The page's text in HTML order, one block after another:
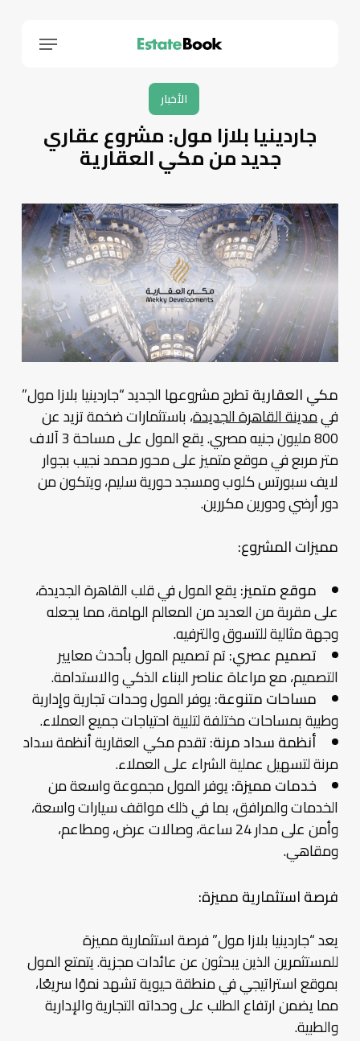
Menu
الأخبار
جاردينيا بلازا مول: مشروع عقاري
جديد من مكي العقارية
مكي العقاريةتطرح مشروعها الجديد “جاردينيا بلازا مول”
فيمدينة القاهرة الجديدة، باستثمارات ضخمة تزيد عن
800 مليون جنيه مصري. يقع المول على مساحة 3 آلاف
متر مربع في موقع متميز على محور محمد نجيب بجوار
لايف سبورتس كلوب ومسجد حورية سليم، ويتكون من
دور أرضي ودورين مكررين.
مميزات المشروع:
موقع متميز:يقع المول في قلب القاهرة الجديدة،
على مقربة من العديد من المعالم الهامة، مما يجعله
وجهة مثالية للتسوق والترفيه.
تصميم عصري:تم تصميم المول بأحدث معايير
التصميم، مع مراعاة عناصر البناء الذكي والاستدامة.
مساحات متنوعة:يوفر المول وحدات تجارية وإدارية
وطبية بمساحات مختلفة لتلبية احتياجات جميع العملاء.
أنظمة سداد مرنة:تقدم مكي العقارية أنظمة سداد
مرنة لتسهيل عملية الشراء على العملاء.
خدمات مميزة:يوفر المول مجموعة واسعة من
الخدمات والمرافق، بما في ذلك مواقف سيارات واسعة،
وأمن على مدار 24 ساعة، وصالات عرض، ومطاعم،
ومقاهي.
فرصة استثمارية مميزة:
يعد “جاردينيا بلازا مول” فرصة استثمارية مميزة
للمستثمرين الذين يبحثون عن عائدات مجزية. يتمتع المول
بموقع استراتيجي في منطقة حيوية تشهد نموًا سريعًا،
مما يضمن ارتفاع الطلب على وحداته التجارية والإدارية
والطبية.